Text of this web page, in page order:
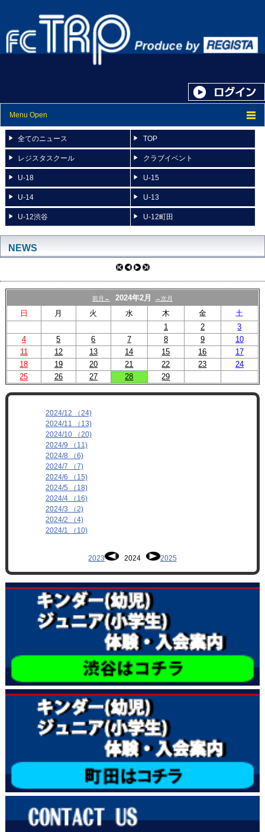
Menu Open
トップ
ニュース
スケジュール
スタッフ紹介
プロフィール
リンク
全てのニュース TOP
レジスタスクール クラブイベント
U-18 U-15
U-14 U-13
U-12渋谷 U-12町田
NEWS
前月← 2024年2月 →次月
日 月 火 水 木 金
土
1
2
3
4
5 6 7 8 9
10
11
12 13 14 15 16
17
18
19 20 21 22 23
24
25
26 27 28 29
2024/12 （24)
2024/11 （13)
2024/10 （20)
2024/9 （11)
2024/8 （6)
2024/7 （7)
2024/6 （15)
2024/5 （18)
2024/4 （16)
2024/3 （2)
2024/2 （4)
2024/1 （10)
2023 2024 2025